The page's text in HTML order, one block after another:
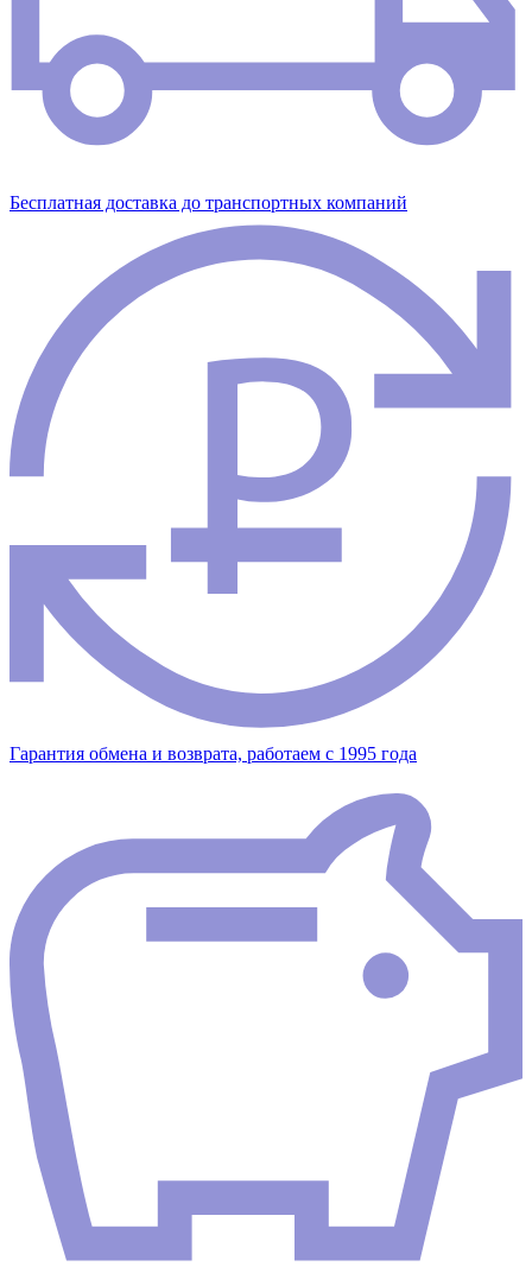
Бесплатная доставка до транспортных компаний
Гарантия обмена и возврата, работаем с 1995 года